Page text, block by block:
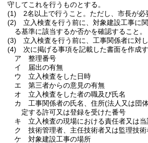
守してこれを行うものとする。
(1)
2名以上で行うこと。 ただし、市長が必
(2)
立入検査を行う前に、対象建設工事に
る基準に該当するか否かを確認すること。
(3)
立入検査を行う前に、工事関係者に対
(4)
次に掲げる事項を記載した書面を作成す
ア
整理番号
イ
届出の有無
ウ
立入検査をした日時
エ
第三者からの意見の有無
オ
立入検査をした者の職及び氏名
カ
工事関係者の氏名、住所(法人又は団
定する許可又は登録を受けた番号
キ
立入検査の現場における責任者又は
ク
技術管理者、主任技術者又は監理技
ケ
対象建設工事の場所